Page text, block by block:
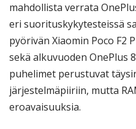
mahdollista verrata
eri suorituskykytesteissä
pyörivän Xiaomin Poco F2
sekä alkuvuoden OnePlus
puhelimet perustuvat
järjestelmäpiiriin, mutta
eroavaisuuksia.